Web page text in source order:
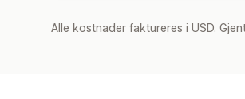
Alle kostnader faktureres i USD.